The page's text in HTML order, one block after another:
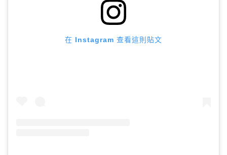
在 Instagram 查看這則貼文